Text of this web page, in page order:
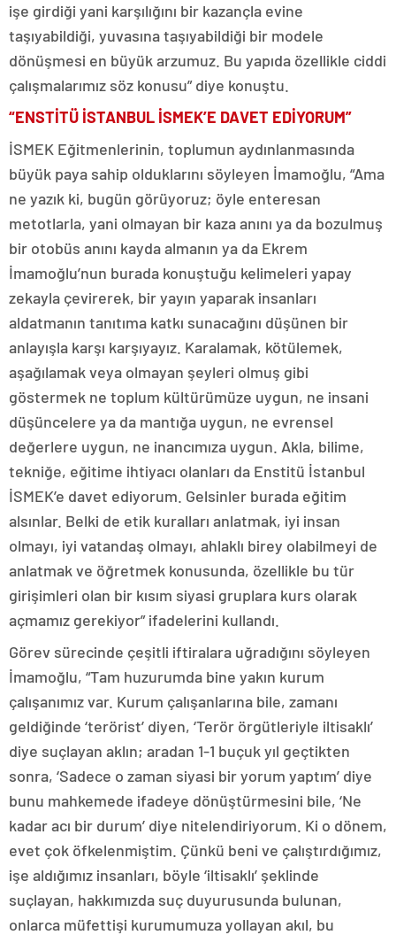
işe girdiği yani karşılığını bir kazançla evine
taşıyabildiği, yuvasına taşıyabildiği bir modele
dönüşmesi en büyük arzumuz. Bu yapıda özellikle ciddi
çalışmalarımız söz konusu” diye konuştu.
“ENSTİTÜ İSTANBUL İSMEK’E DAVET EDİYORUM”
İSMEK Eğitmenlerinin, toplumun aydınlanmasında
büyük paya sahip olduklarını söyleyen İmamoğlu, “Ama
ne yazık ki, bugün görüyoruz; öyle enteresan
metotlarla, yani olmayan bir kaza anını ya da bozulmuş
bir otobüs anını kayda almanın ya da Ekrem
İmamoğlu’nun burada konuştuğu kelimeleri yapay
zekayla çevirerek, bir yayın yaparak insanları
aldatmanın tanıtıma katkı sunacağını düşünen bir
anlayışla karşı karşıyayız. Karalamak, kötülemek,
aşağılamak veya olmayan şeyleri olmuş gibi
göstermek ne toplum kültürümüze uygun, ne insani
düşüncelere ya da mantığa uygun, ne evrensel
değerlere uygun, ne inancımıza uygun. Akla, bilime,
tekniğe, eğitime ihtiyacı olanları da Enstitü İstanbul
İSMEK’e davet ediyorum. Gelsinler burada eğitim
alsınlar. Belki de etik kuralları anlatmak, iyi insan
olmayı, iyi vatandaş olmayı, ahlaklı birey olabilmeyi de
anlatmak ve öğretmek konusunda, özellikle bu tür
girişimleri olan bir kısım siyasi gruplara kurs olarak
açmamız gerekiyor” ifadelerini kullandı.
Görev sürecinde çeşitli iftiralara uğradığını söyleyen
İmamoğlu, “Tam huzurumda bine yakın kurum
çalışanımız var. Kurum çalışanlarına bile, zamanı
geldiğinde ‘terörist’ diyen, ‘Terör örgütleriyle iltisaklı’
diye suçlayan aklın; aradan 1-1 buçuk yıl geçtikten
sonra, ‘Sadece o zaman siyasi bir yorum yaptım’ diye
bunu mahkemede ifadeye dönüştürmesini bile, ‘Ne
kadar acı bir durum’ diye nitelendiriyorum. Ki o dönem,
evet çok öfkelenmiştim. Çünkü beni ve çalıştırdığımız,
işe aldığımız insanları, böyle ‘iltisaklı’ şeklinde
suçlayan, hakkımızda suç duyurusunda bulunan,
onlarca müfettişi kurumumuza yollayan akıl, bu